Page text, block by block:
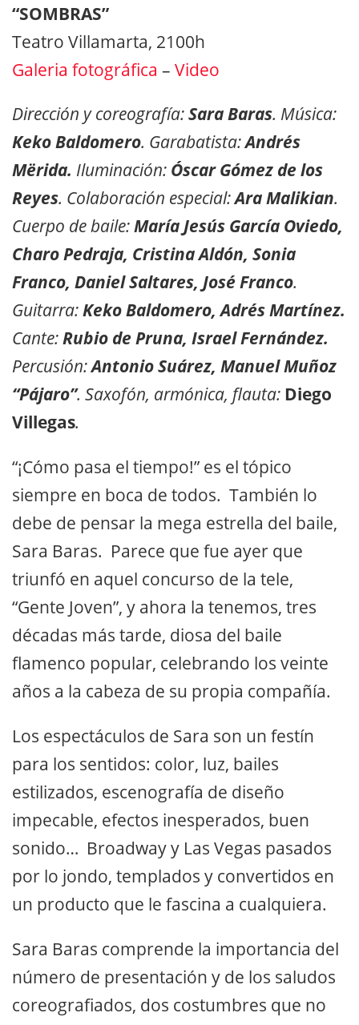
“SOMBRAS”
Teatro Villamarta, 2100h
Galeria fotográfica – Video
Dirección y coreografía:Sara Baras. Música:
Keko Baldomero. Garabatista:Andrés
Mërida. Iluminación: Óscar Gómez de los
Reyes. Colaboración especial:Ara Malikian.
Cuerpo de baile:María Jesús García Oviedo,
Charo Pedraja, Cristina Aldón, Sonia
Franco, Daniel Saltares, José Franco.
Guitarra:Keko Baldomero, Adrés Martínez.
Cante:Rubio de Pruna, Israel Fernández.
Percusión:Antonio Suárez, Manuel Muñoz
“Pájaro”. Saxofón, armónica, flauta: Diego
Villegas.
“¡Cómo pasa el tiempo!” es el tópico
siempre en boca de todos. También lo
debe de pensar la mega estrella del baile,
Sara Baras. Parece que fue ayer que
triunfó en aquel concurso de la tele,
“Gente Joven”, y ahora la tenemos, tres
décadas más tarde, diosa del baile
flamenco popular, celebrando los veinte
años a la cabeza de su propia compañía.
Los espectáculos de Sara son un festín
para los sentidos: color, luz, bailes
estilizados, escenografía de diseño
impecable, efectos inesperados, buen
sonido… Broadway y Las Vegas pasados
por lo jondo, templados y convertidos en
un producto que le fascina a cualquiera.
Sara Baras comprende la importancia del
número de presentación y de los saludos
coreografiados, dos costumbres que no